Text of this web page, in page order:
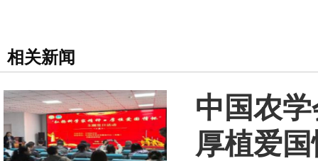
相关新闻
中国农
厚植爱